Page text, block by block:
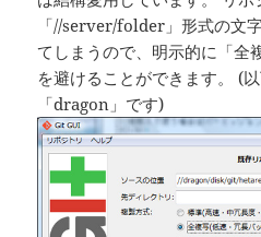
「//server/folder」形式の文
てしまうので、明示的に「全
を避けることができます。 (
「dragon」です)